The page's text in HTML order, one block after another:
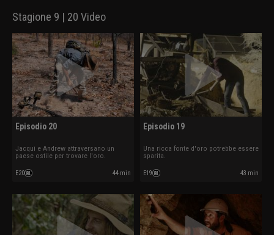
Stagione 9 | 20 Video
Episodio 20
Jacqui e Andrew attraversano un
paese ostile per trovare l'oro.
E20 44 min
Episodio 19
Una ricca fonte d'oro potrebbe essere
sparita.
E19 43 min